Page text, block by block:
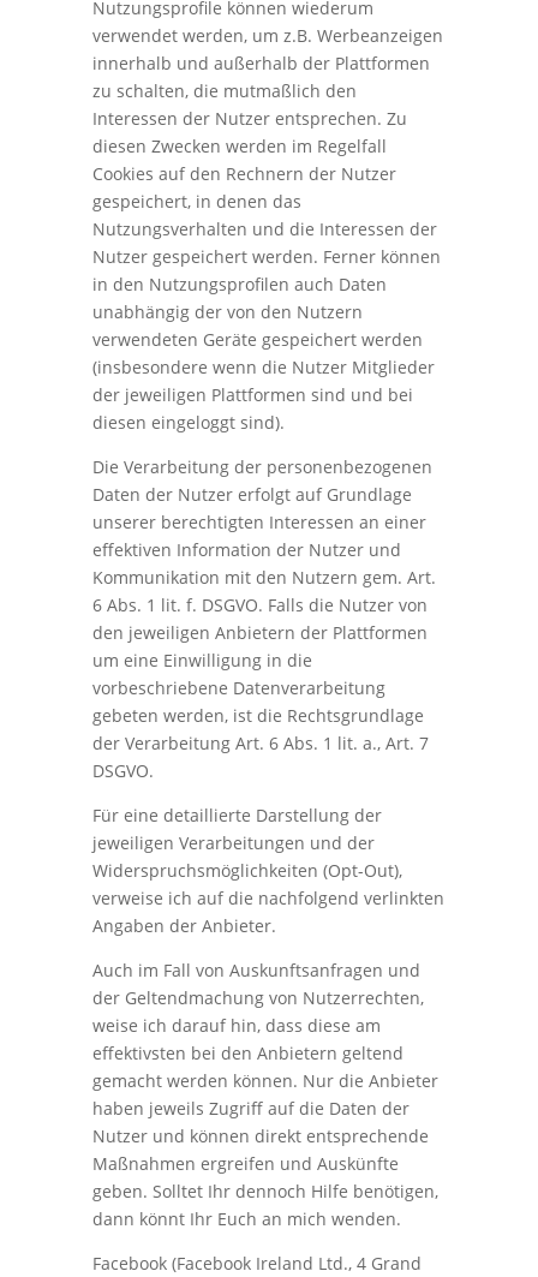
Nutzungsprofile können wiederum
verwendet werden, um z.B. Werbeanzeigen
innerhalb und außerhalb der Plattformen
zu schalten, die mutmaßlich den
Interessen der Nutzer entsprechen. Zu
diesen Zwecken werden im Regelfall
Cookies auf den Rechnern der Nutzer
gespeichert, in denen das
Nutzungsverhalten und die Interessen der
Nutzer gespeichert werden. Ferner können
in den Nutzungsprofilen auch Daten
unabhängig der von den Nutzern
verwendeten Geräte gespeichert werden
(insbesondere wenn die Nutzer Mitglieder
der jeweiligen Plattformen sind und bei
diesen eingeloggt sind).
Die Verarbeitung der personenbezogenen
Daten der Nutzer erfolgt auf Grundlage
unserer berechtigten Interessen an einer
effektiven Information der Nutzer und
Kommunikation mit den Nutzern gem. Art.
6 Abs. 1 lit. f. DSGVO. Falls die Nutzer von
den jeweiligen Anbietern der Plattformen
um eine Einwilligung in die
vorbeschriebene Datenverarbeitung
gebeten werden, ist die Rechtsgrundlage
der Verarbeitung Art. 6 Abs. 1 lit. a., Art. 7
DSGVO.
Für eine detaillierte Darstellung der
jeweiligen Verarbeitungen und der
Widerspruchsmöglichkeiten (Opt-Out),
verweise ich auf die nachfolgend verlinkten
Angaben der Anbieter.
Auch im Fall von Auskunftsanfragen und
der Geltendmachung von Nutzerrechten,
weise ich darauf hin, dass diese am
effektivsten bei den Anbietern geltend
gemacht werden können. Nur die Anbieter
haben jeweils Zugriff auf die Daten der
Nutzer und können direkt entsprechende
Maßnahmen ergreifen und Auskünfte
geben. Solltet Ihr dennoch Hilfe benötigen,
dann könnt Ihr Euch an mich wenden.
Facebook (Facebook Ireland Ltd., 4 Grand